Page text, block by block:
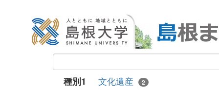
種別1 文化遺産 2